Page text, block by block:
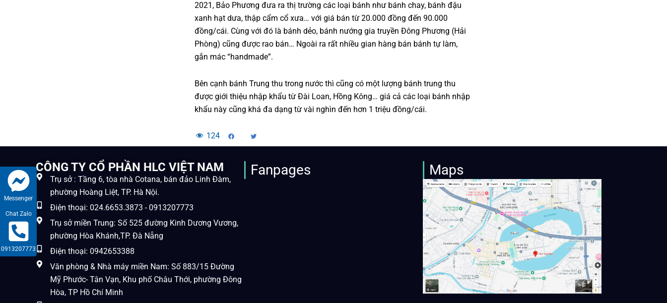
2021, Bảo Phương đưa ra thị trường các loại bánh như bánh chay, bánh đậu
xanh hạt dưa, thập cẩm cổ xưa… với giá bán từ 20.000 đồng đến 90.000
đồng/cái. Cùng với đó là bánh dẻo, bánh nướng gia truyền Đông Phương (Hải
Phòng) cũng được rao bán… Ngoài ra rất nhiều gian hàng bán bánh tự làm,
gắn mác “handmade”.
Bên cạnh bánh Trung thu trong nước thì cũng có một lượng bánh trung thu
được giới thiệu nhập khẩu từ Đài Loan, Hồng Kông… giá cả các loại bánh nhập
khẩu này cũng khá đa dạng từ vài nghìn đến hơn 1 triệu đồng/cái.
124
CÔNG TY CỔ PHẦN HLC VIỆT NAM
Trụ sở : Tầng 6, tòa nhà Cotana, bán đảo Linh Đàm,
phường Hoàng Liệt, TP. Hà Nội.
Điện thoại: 024.6653.3873 - 0913207773
Trụ sở miền Trung: Số 525 đường Kinh Dương Vương,
phường Hòa Khánh,TP. Đà Nẵng
Điện thoại: 0942653388
Văn phòng & Nhà máy miền Nam: Số 883/15 Đường
Mỹ Phước- Tân Vạn, Khu phố Châu Thới, phường Đông
Hòa, TP Hồ Chí Minh
Fanpages Maps
Messenger
Chat Zalo
0913207773